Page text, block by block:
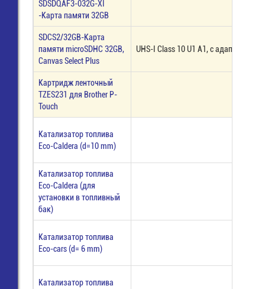
SDSDQAF3-032G-XI
-Карта памяти 32GB
SDCS2/32GB-Карта
памяти microSDHC 32GB,
Canvas Select Plus
UHS-I Class 10 U1 A1, с адаптером
Картридж ленточный
TZES231 для Brother P-
Touch
Катализатор топлива
Eco-Caldera (d=10 mm)
Катализатор топлива
Eco-Caldera (для
установки в топливный
бак)
Катализатор топлива
Eco-cars (d= 6 mm)
Катализатор топлива